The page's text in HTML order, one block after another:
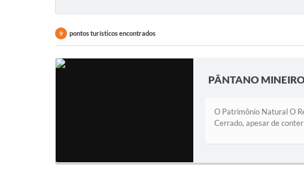
9 pontos turísticos encontrados
PÂNTANO
O Patrimônio Natural O
Cerrado, apesar de